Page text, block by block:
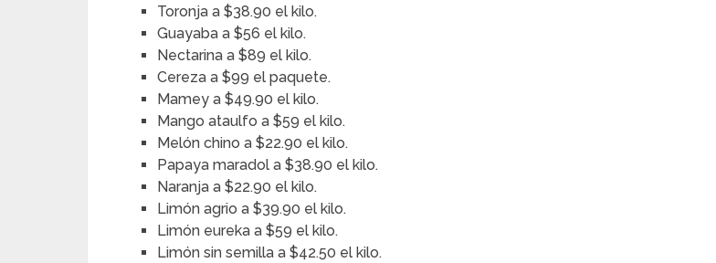
Toronja a $38.90 el kilo.
Guayaba a $56 el kilo.
Nectarina a $89 el kilo.
Cereza a $99 el paquete.
Mamey a $49.90 el kilo.
Mango ataulfo a $59 el kilo.
Melón chino a $22.90 el kilo.
Papaya maradol a $38.90 el kilo.
Naranja a $22.90 el kilo.
Limón agrio a $39.90 el kilo.
Limón eureka a $59 el kilo.
Limón sin semilla a $42.50 el kilo.